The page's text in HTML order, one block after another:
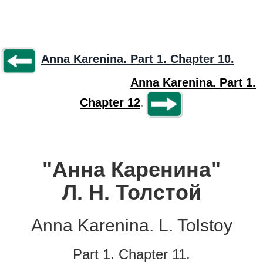
Anna Karenina. Part 1. Chapter 10.
Anna Karenina. Part 1.
Chapter 12.
"Анна Каренина"
Л. Н. Толстой
Anna Karenina. L. Tolstoy
Part 1. Chapter 11.